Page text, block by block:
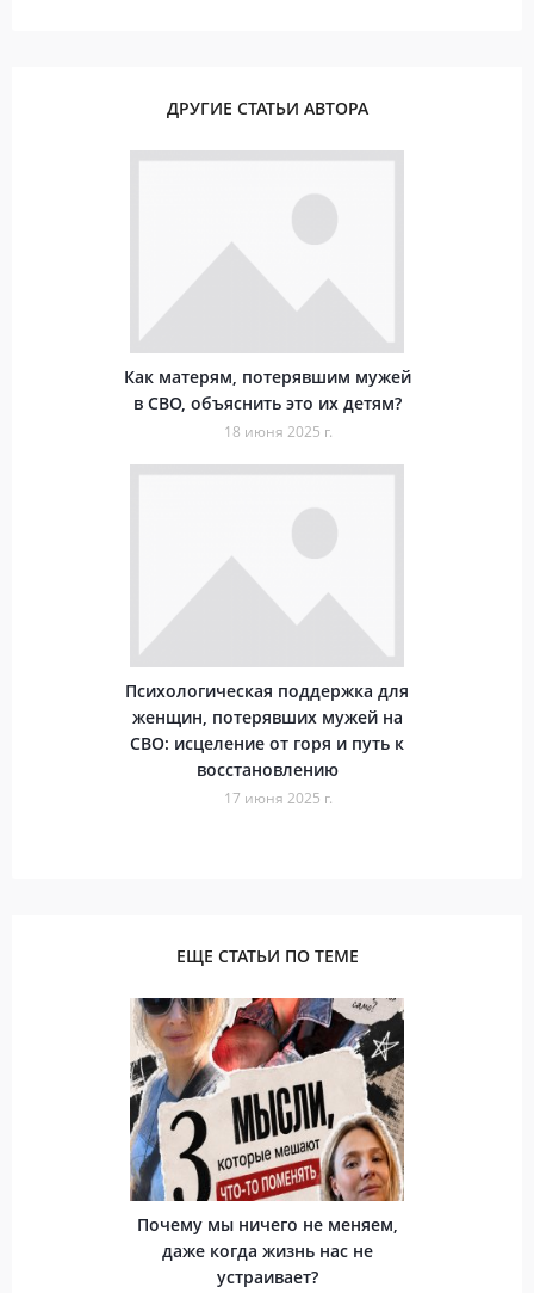
ДРУГИЕ СТАТЬИ АВТОРА
Как матерям, потерявшим мужей
в СВО, объяснить это их детям?
18 июня 2025 г.
Психологическая поддержка для
женщин, потерявших мужей на
СВО: исцеление от горя и путь к
восстановлению
17 июня 2025 г.
ЕЩЕ СТАТЬИ ПО ТЕМЕ
Почему мы ничего не меняем,
даже когда жизнь нас не
устраивает?